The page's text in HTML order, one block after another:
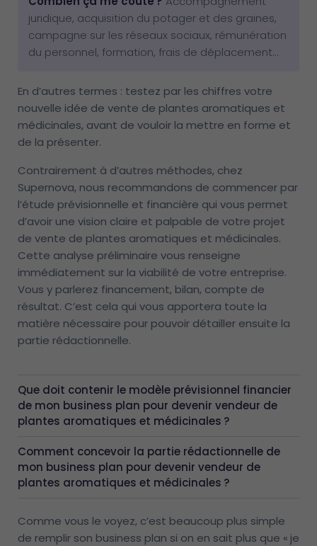
juridique, acquisition du potager et des graines,
campagne sur les réseaux sociaux, rémunération
du personnel, formation, frais de déplacement…
En d’autres termes : testez par les chiffres votre
nouvelle idée de vente de plantes aromatiques et
médicinales, avant de vouloir la mettre en forme et
de la présenter.
Contrairement à d’autres méthodes, chez
Supernova, nous recommandons de commencer par
l’étude prévisionnelle et financière qui vous permet
d’avoir une vision claire et palpable de votre projet
de vente de plantes aromatiques et médicinales.
Cette analyse préliminaire vous renseigne
immédiatement sur la viabilité de votre entreprise.
Vous y parlerez financement, bilan, compte de
résultat. C’est cela qui vous apportera toute la
matière nécessaire pour pouvoir détailler ensuite la
partie rédactionnelle.
Que doit contenir le modèle prévisionnel financier
de mon business plan pour devenir vendeur de
plantes aromatiques et médicinales ?
Comment concevoir la partie rédactionnelle de
mon business plan pour devenir vendeur de
plantes aromatiques et médicinales ?
Comme vous le voyez, c’est beaucoup plus simple
de remplir son business plan si on en sait plus que « je